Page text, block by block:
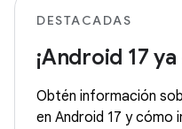
DESTACADAS
¡Android 17
Obtén información
en Android 17 y cómo